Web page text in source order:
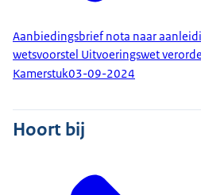
Aanbiedingsbrief nota naar
wetsvoorstel Uitvoeringswet
Kamerstuk03-09-2024
Hoort bij